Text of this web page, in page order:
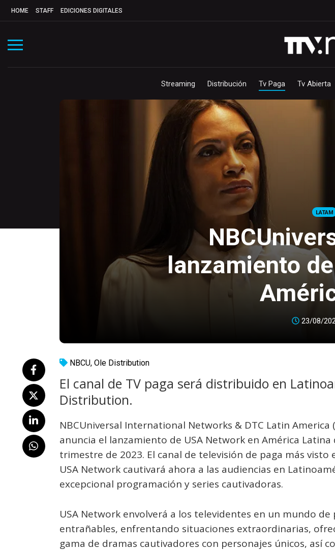
HOME STAFF EDICIONES DIGITALES
Streaming Distribución Tv Paga Tv Abierta
LATAM
lanzamiento
23/08/
NBCU, Ole Distribution
El canal de TV paga será distribuido en
Distribution.
NBCUniversal International Networks & DTC Latin America
anuncia el lanzamiento de USA Network en América
trimestre de 2023. El canal de televisión de paga más visto
USA Network cautivará ahora a las audiencias en
excepcional programación y series cautivadoras.
USA Network envolverá a los televidentes en un mundo de
entrañables, enfrentando situaciones extraordinarias,
gama de dramas cautivadores con personajes únicos, así